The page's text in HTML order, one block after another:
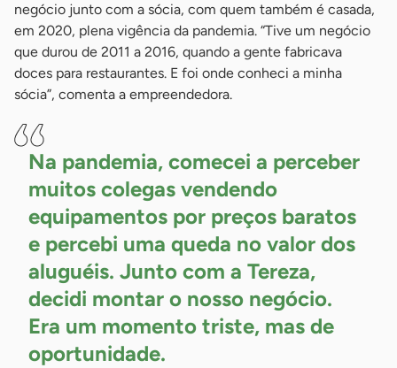
negócio junto com a sócia, com quem também é casada,
em 2020, plena vigência da pandemia. “Tive um negócio
que durou de 2011 a 2016, quando a gente fabricava
doces para restaurantes. E foi onde conheci a minha
sócia”, comenta a empreendedora.
Na pandemia, comecei a perceber
muitos colegas vendendo
equipamentos por preços baratos
e percebi uma queda no valor dos
aluguéis. Junto com a Tereza,
decidi montar o nosso negócio.
Era um momento triste, mas de
oportunidade.